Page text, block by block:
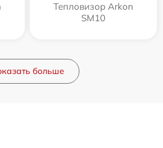
Тепловизор Arkon
SM10
больше